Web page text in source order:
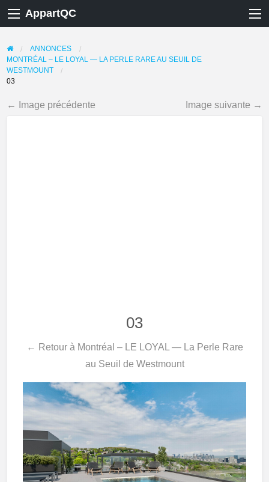
AppartQC
ANNONCES
MONTRÉAL – LE LOYAL — LA PERLE RARE AU SEUIL DE
WESTMOUNT
03
← Image précédente Image suivante →
03
← Retour à Montréal – LE LOYAL — La Perle Rare
au Seuil de Westmount